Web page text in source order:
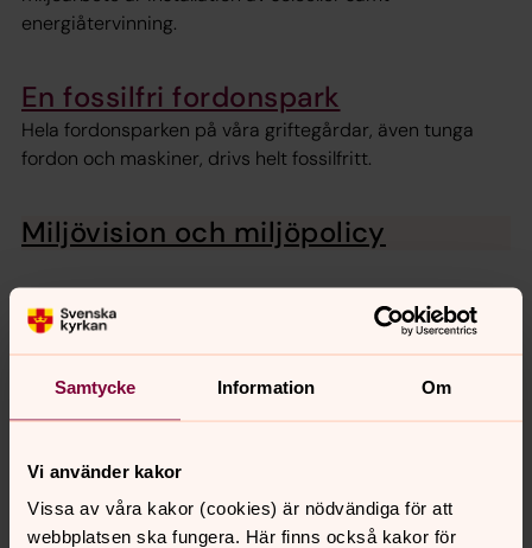
Samtycke Information Om
Vi använder kakor
Vissa av våra kakor (cookies) är nödvändiga för att
webbplatsen ska fungera. Här finns också kakor för
energiåtervinning.
En fossilfri fordonspark
Hela fordonsparken på våra griftegårdar, även tunga
fordon och maskiner, drivs helt fossilfritt.
Miljövision och miljöpolicy
Miljödiplom för 2017
Linköpings krematorium har fått miljödiplom av
växthusgaser.
Välja gravsten
Att välja gravsten är inte alltid så lätt. Vad som avgör
vilket val man till sist gör är högst privat, baserat på